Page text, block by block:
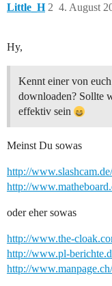
Little_H 4. August
2
Hy,
Kennt einer von
downloaden? Sollte
effektiv sein
Meinst Du sowas
http://
http://
oder eher sowas
http://www.the-
http://www.pl-
http://